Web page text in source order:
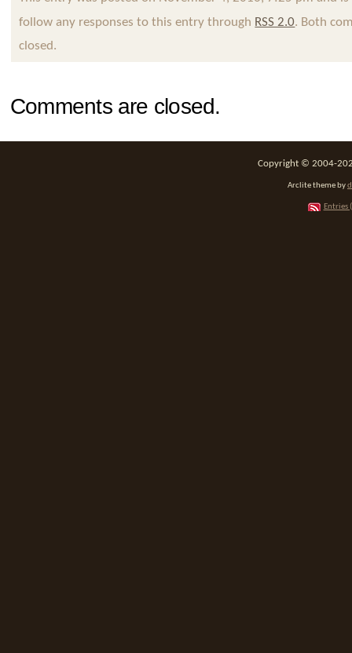
follow any responses to this entry through RSS 2.0. Both
closed.
Comments are closed.
Copyright © 2004-
Arclite theme by
Entries